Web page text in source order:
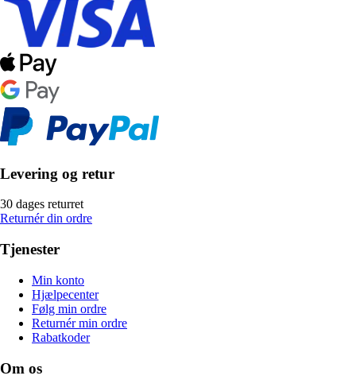
Levering og retur
30 dages returret
Returnér din ordre
Tjenester
Min konto
Hjælpecenter
Følg min ordre
Returnér min ordre
Rabatkoder
Om os